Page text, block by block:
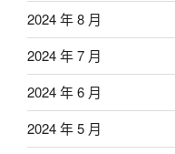
2024 年 8 月
2024 年 7 月
2024 年 6 月
2024 年 5 月